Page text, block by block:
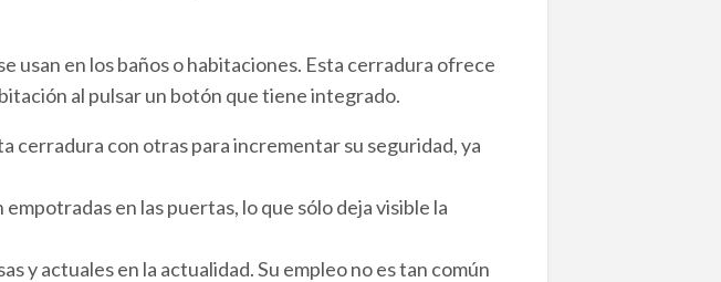
usan en los baños o habitaciones. Esta cerradura ofrece
al pulsar un botón que tiene integrado.
cerradura con otras para incrementar su seguridad, ya
en las puertas, lo que sólo deja visible la
y actuales en la actualidad. Su empleo no es tan común